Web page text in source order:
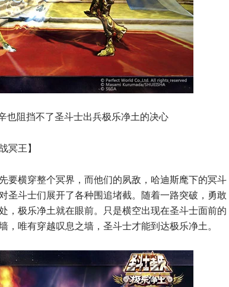
也阻挡不了圣斗士出兵极乐净土的决心
王】
横穿整个冥界，而他们的夙敌，哈迪斯麾下的冥斗
圣斗士们展开了各种围追堵截。随着一路突破，勇敢
，极乐净土就在眼前。只是横空出现在圣斗士面前的
，唯有穿越叹息之墙，圣斗士才能到达极乐净土。